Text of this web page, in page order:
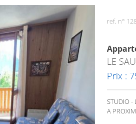
ref. n°
LE
Prix :
STUDIO -
A